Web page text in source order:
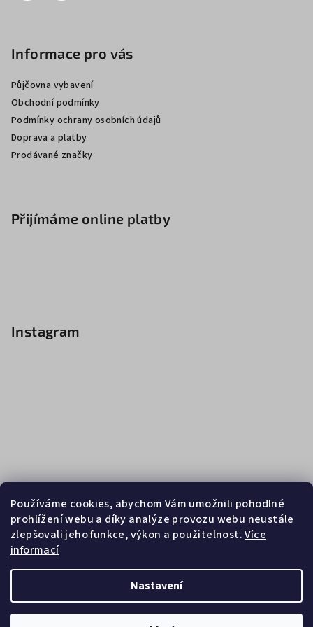
Používáme cookies, abychom Vám umožnili pohodlné
prohlížení webu a díky analýze provozu webu neustále
zlepšovali jeho funkce, výkon a použitelnost.Více
informací
Nastavení
Informace pro vás
Půjčovna vybavení
Obchodní podmínky
Podmínky ochrany osobních údajů
Doprava a platby
Prodávané značky
Přijímáme online platby
Instagram
Sledovat na Instagramu